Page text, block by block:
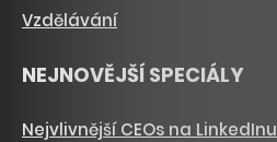
Vzdělávání
NEJNOVĚJŠÍ SPECIÁLY
Nejvlivnější CEOs na LinkedInu